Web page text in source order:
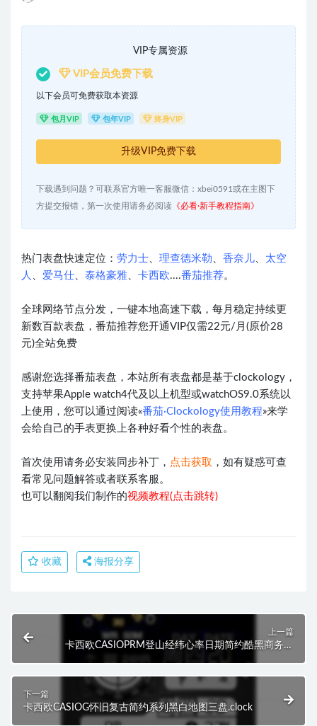
VIP专属资源
VIP会员免费下载
以下会员可免费获取本资源
包月VIP 包年VIP 终身VIP
升级VIP免费下载
下载遇到问题？可联系官方唯一客服微信：xbei0591或在主图下
方提交报错，第一次使用请务必阅读 《必看·新手教程指南》
热门表盘快速定位： 劳力士 理查德米勒 香奈儿
太空
人
爱马仕 泰格豪雅 卡西欧....番茄推荐。
全球网络节点分发，一键本地高速下载，每月稳定持续更
新数百款表盘，番茄推荐您开通VIP仅需22元/月(原价28
元)全站免费
感谢您选择番茄表盘，本站所有表盘都是基于clockology，
支持苹果Apple watch4代及以上机型或watchOS9.0系统以
上使用，您可以通过阅读«番茄·Clockology使用教程»来学
会给自己的手表更换上各种好看个性的表盘。
首次使用请务必安装同步补丁， 点击获取 ，如有疑惑可查
看常见问题解答或者联系客服。
也可以翻阅我们制作的视频教程(点击跳转)
收藏 海报分享
上一篇
卡西欧CASIOPRM登山经纬心率日期简约酷黑商务运
下一篇
卡西欧CASIOG怀旧复古简约系列黑白地图三盘.clock